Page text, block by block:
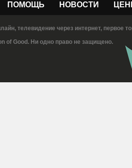
ПОМОЩЬ НОВОСТИ
телевидение через интернет, первое
of Good. Ни одно право не защищено.